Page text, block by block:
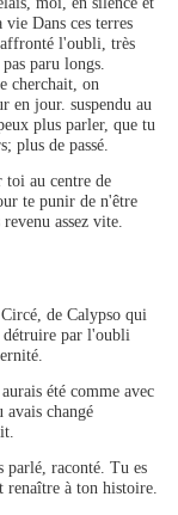
Dans ces terres
l'oubli, très
paru longs.
cherchait, on
en jour. suspendu au
plus parler, que tu
plus de passé.
toi au centre de
te punir de n'être
assez vite.
de Calypso qui
détruire par l'oubli
été comme avec
changé
parlé, raconté. Tu es
renaître à ton histoire.